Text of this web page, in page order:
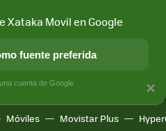
APLICACIONES
Móviles Movistar Plus
×
Xataka Movil en Google
fuente preferida
cuenta de Google